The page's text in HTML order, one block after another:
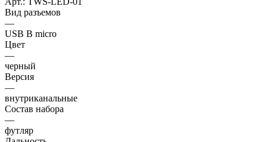
Вид разъемов
—
USB B micro
Цвет
—
черный
Версия
—
внутриканальные
Состав набора
—
футляр